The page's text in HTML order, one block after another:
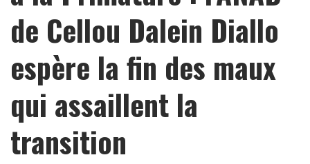
de Cellou Dalein Diallo
espère la fin des maux
qui assaillent la
transition